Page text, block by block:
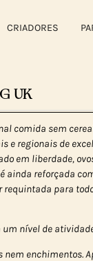
CRIADORES
UK
comida sem
e regionais de
em liberdade,
ainda reforçada
para
nível de
enchimentos.